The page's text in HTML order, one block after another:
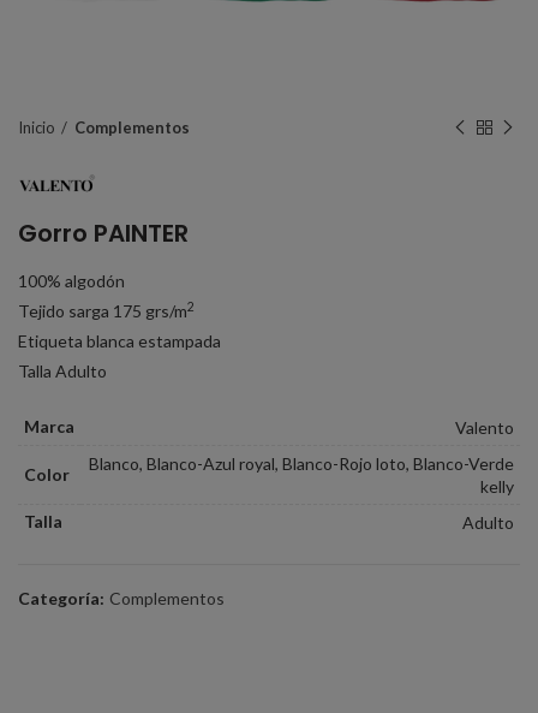
Inicio Complementos
Gorro PAINTER
100% algodón
Tejido sarga 175 grs/m2
Etiqueta blanca estampada
Talla Adulto
Marca Valento
Color
Blanco, Blanco-Azul royal, Blanco-Rojo loto, Blanco-Verde
kelly
Talla
Adulto
Categoría: Complementos